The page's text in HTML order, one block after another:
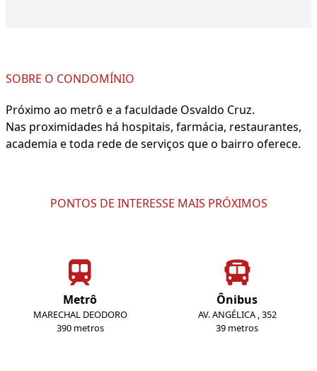
SOBRE O CONDOMÍNIO
Próximo ao metrô e a faculdade Osvaldo Cruz.
Nas proximidades há hospitais, farmácia, restaurantes,
academia e toda rede de serviços que o bairro oferece.
PONTOS DE INTERESSE MAIS PRÓXIMOS
Metrô
MARECHAL DEODORO
390 metros
Ônibus
AV. ANGÉLICA , 352
39 metros